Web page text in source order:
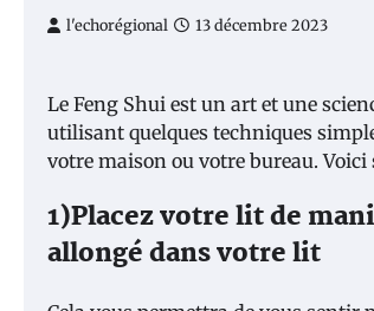
l'echorégional 13 décembre 2023
Le Feng Shui est un art et une
utilisant quelques techniques
votre maison ou votre bureau.
1)Placez votre lit de
allongé dans votre lit